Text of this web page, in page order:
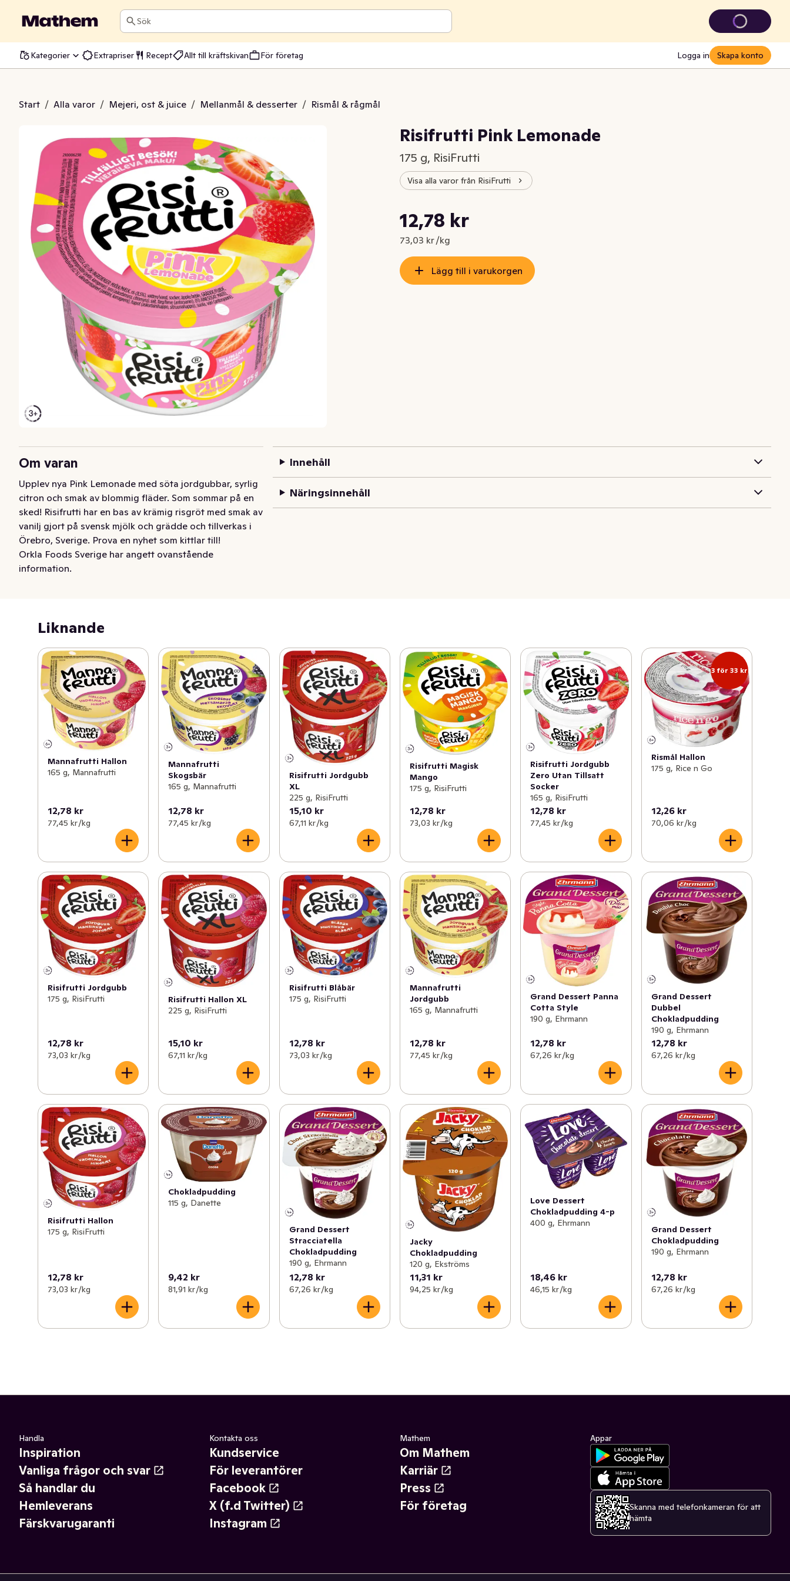
Sök
Kategorier Extrapriser Recept Allt till kräftskivan För företag Logga in Skapa konto
Start / Alla varor / Mejeri, ost & juice / Mellanmål & desserter / Rismål & rågmål
Pink Lemonade
Risifrutti Pink Lemonade
175 g, RisiFrutti
Visa alla varor från RisiFrutti
Nuvarande pris är: 12,78 kr
12,78 kr
73,03 kr /kg
Styckpris: 73,03 kr /kg
Lägg till i varukorgen
Om varan
Upplev nya Pink Lemonade med söta jordgubbar, syrlig
citron och smak av blommig fläder. Som sommar på en
sked! Risifrutti har en bas av krämig risgröt med smak av
vanilj gjort på svensk mjölk och grädde och tillverkas i
Örebro, Sverige. Prova en nyhet som kittlar till!
Orkla Foods Sverige har angett ovanstående
information.
Innehåll
Näringsinnehåll
Liknande
Mannafrutti Hallon
165 g, Mannafrutti
12,78 kr
77,45 kr /kg
Mannafrutti
Skogsbär
165 g, Mannafrutti
12,78 kr
77,45 kr /kg
Risifrutti Jordgubb
XL
225 g, RisiFrutti
15,10 kr
67,11 kr /kg
Risifrutti Magisk
Mango
175 g, RisiFrutti
12,78 kr
73,03 kr /kg
Risifrutti Jordgubb
Zero Utan Tillsatt
Socker
165 g, RisiFrutti
12,78 kr
77,45 kr /kg
3 för 33 kr
Rismål Hallon
175 g, Rice n Go
12,26 kr
70,06 kr /kg
Risifrutti Jordgubb
175 g, RisiFrutti
12,78 kr
73,03 kr /kg
Risifrutti Hallon XL
225 g, RisiFrutti
15,10 kr
67,11 kr /kg
Risifrutti Blåbär
175 g, RisiFrutti
12,78 kr
73,03 kr /kg
Mannafrutti
Jordgubb
165 g, Mannafrutti
12,78 kr
77,45 kr /kg
Grand Dessert Panna
Cotta Style
190 g, Ehrmann
12,78 kr
67,26 kr /kg
Grand Dessert
Dubbel
Chokladpudding
190 g, Ehrmann
12,78 kr
67,26 kr /kg
Risifrutti Hallon
175 g, RisiFrutti
12,78 kr
73,03 kr /kg
Chokladpudding
115 g, Danette
9,42 kr
81,91 kr /kg
Grand Dessert
Stracciatella
Chokladpudding
190 g, Ehrmann
12,78 kr
67,26 kr /kg
Jacky
Chokladpudding
120 g, Ekströms
11,31 kr
94,25 kr /kg
Love Dessert
Chokladpudding 4-p
400 g, Ehrmann
18,46 kr
46,15 kr /kg
Grand Dessert
Chokladpudding
190 g, Ehrmann
12,78 kr
67,26 kr /kg
Handla
Inspiration
Vanliga frågor och svar
Så handlar du
Hemleverans
Färskvarugaranti
Kontakta oss
Kundservice
För leverantörer
Facebook
X (f.d Twitter)
Instagram
Mathem
Om Mathem
Karriär
Press
För företag
Appar
Skanna med telefonkameran för att
hämta